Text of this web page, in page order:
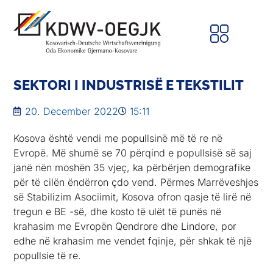
SEKTORI I INDUSTRISË E TEKSTILIT
20. December 2022 15:11
Kosova është vendi me popullsinë më të re në
Evropë. Më shumë se 70 përqind e popullsisë së saj
janë nën moshën 35 vjeç, ka përbërjen demografike
për të cilën ëndërron çdo vend. Përmes Marrëveshjes
së Stabilizim Asociimit, Kosova ofron qasje të lirë në
tregun e BE -së, dhe kosto të ulët të punës në
krahasim me Evropën Qendrore dhe Lindore, por
edhe në krahasim me vendet fqinje, për shkak të një
popullsie të re.